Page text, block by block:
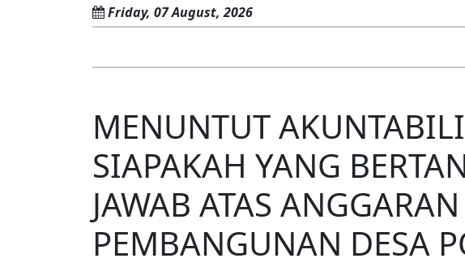
Friday, 07 August, 2026
MENUNTUT
SIAPAKAH YANG
JAWAB ATAS ANGGARAN
PEMBANGUNAN DESA